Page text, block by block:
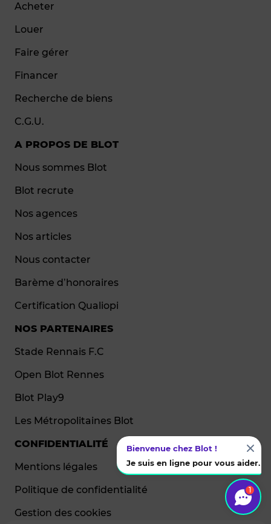
Acheter
Louer
Faire gérer
Financer
Recherche de biens
C.G.U.
A PROPOS DE BLOT
Nous sommes Blot
Blot recrute
Nos agences
Nos articles
Nous contacter
Barème d’honoraires
Certification Qualiopi
NOS PARTENAIRES
Stade Rennais F.C
Open Blot Rennes
Blot Play9
Les Métropolitaines Blot
CONFIDENTIALITÉ
Mentions légales
Politique de confidentialité
Gestion des cookies
1
Bienvenue chez Blot !
Je suis en ligne pour vous aider.